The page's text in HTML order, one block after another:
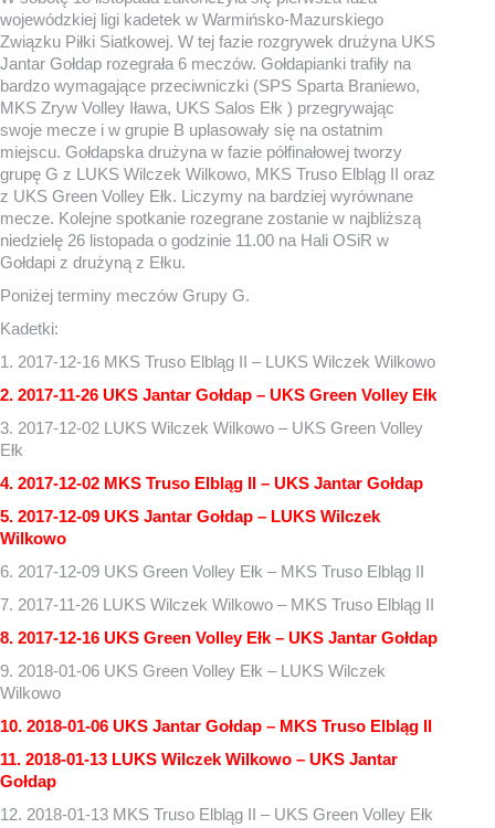
wojewódzkiej ligi kadetek w Warmińsko-Mazurskiego
Związku Piłki Siatkowej. W tej fazie rozgrywek drużyna UKS
Jantar Gołdap rozegrała 6 meczów. Gołdapianki trafiły na
bardzo wymagające przeciwniczki (SPS Sparta Braniewo,
MKS Zryw Volley Iława, UKS Salos Ełk ) przegrywając
swoje mecze i w grupie B uplasowały się na ostatnim
miejscu. Gołdapska drużyna w fazie półfinałowej tworzy
grupę G z LUKS Wilczek Wilkowo, MKS Truso Elbląg II oraz
z UKS Green Volley Ełk. Liczymy na bardziej wyrównane
mecze. Kolejne spotkanie rozegrane zostanie w najbliższą
niedzielę 26 listopada o godzinie 11.00 na Hali OSiR w
Gołdapi z drużyną z Ełku.
Poniżej terminy meczów Grupy G.
Kadetki:
1. 2017-12-16 MKS Truso Elbląg II – LUKS Wilczek Wilkowo
2. 2017-11-26 UKS Jantar Gołdap – UKS Green Volley Ełk
3. 2017-12-02 LUKS Wilczek Wilkowo – UKS Green Volley
Ełk
4. 2017-12-02 MKS Truso Elbląg II – UKS Jantar Gołdap
5. 2017-12-09 UKS Jantar Gołdap – LUKS Wilczek
Wilkowo
6. 2017-12-09 UKS Green Volley Ełk – MKS Truso Elbląg II
7. 2017-11-26 LUKS Wilczek Wilkowo – MKS Truso Elbląg II
8. 2017-12-16 UKS Green Volley Ełk – UKS Jantar Gołdap
9. 2018-01-06 UKS Green Volley Ełk – LUKS Wilczek
Wilkowo
10. 2018-01-06 UKS Jantar Gołdap – MKS Truso Elbląg II
11. 2018-01-13 LUKS Wilczek Wilkowo – UKS Jantar
Gołdap
12. 2018-01-13 MKS Truso Elbląg II – UKS Green Volley Ełk